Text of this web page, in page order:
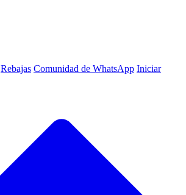
Rebajas Comunidad de WhatsApp Iniciar